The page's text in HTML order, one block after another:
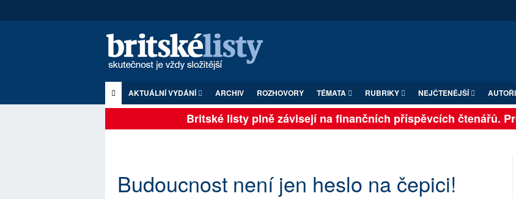
AKTUÁLNÍ VYDÁNÍ ARCHIV ROZHOVORY TÉMATA RUBRIKY NEJČTENĚJŠÍ AUTOŘI
Britské listy plně závisejí na finančních příspěvcích čtenářů.
Budoucnost není jen heslo na čepici!